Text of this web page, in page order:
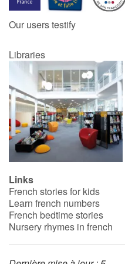
Catalogue anglais
Contraste +
Help
Home
Family
Schools
Libraries
Our users testify
Libraries
Links
French stories for kids
Learn french numbers
French bedtime stories
Nursery rhymes in french